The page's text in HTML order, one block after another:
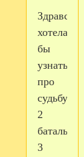
хотела
бы
узнать
про
судьбу
2
батальона
3